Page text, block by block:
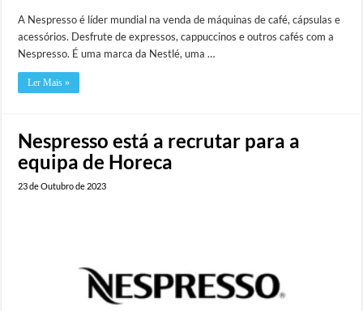
A Nespresso é líder mundial na venda de máquinas de café, cápsulas e
acessórios. Desfrute de expressos, cappuccinos e outros cafés com a
Nespresso. É uma marca da Nestlé, uma …
Ler Mais »
Nespresso está a recrutar para a
equipa de Horeca
23 de Outubro de 2023